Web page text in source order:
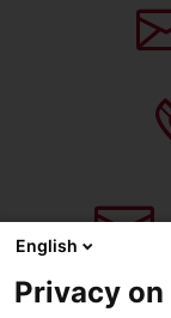
English
Privacy